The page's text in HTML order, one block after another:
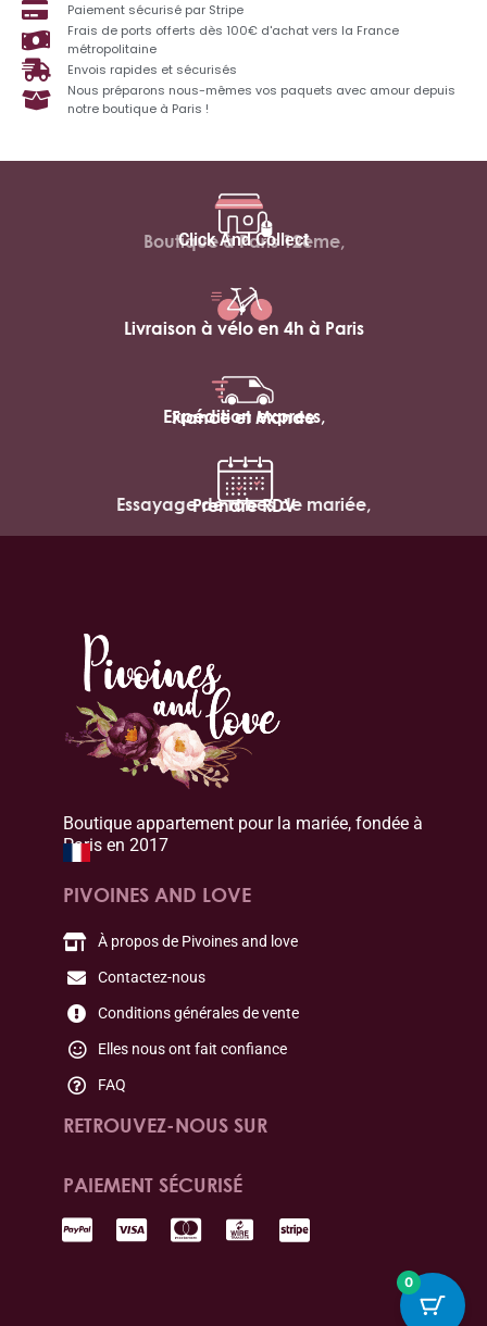
Paiement sécurisé par Stripe
Frais de ports offerts dès 100€ d'achat vers la France
métropolitaine
Envois rapides et sécurisés
Nous préparons nous-mêmes vos paquets avec amour depuis
notre boutique à Paris !
Click And Collect
Boutique à Paris 12ème,
Livraison à vélo en 4h à Paris
Expédition express,
France et Monde
Essayage de robes de mariée,
Prendre RDV
Boutique appartement pour la mariée, fondée à
Paris en 2017
PIVOINES AND LOVE
À propos de Pivoines and love
Contactez-nous
Conditions générales de vente
Elles nous ont fait confiance
FAQ
RETROUVEZ-NOUS SUR
PAIEMENT SÉCURISÉ
0